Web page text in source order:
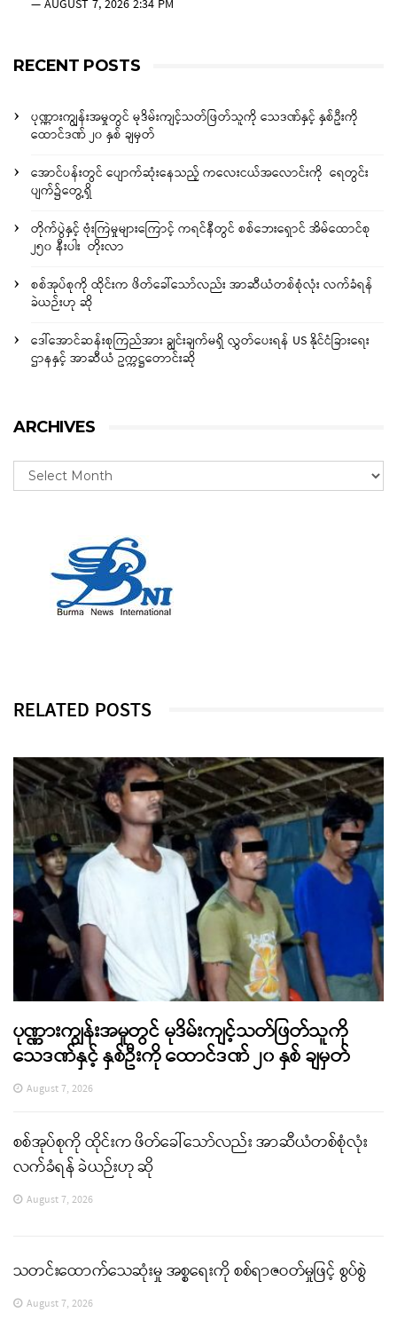
—AUGUST 7, 2026 2:34 PM
RECENT POSTS
ပုဏ္ဏားကျွန်းအမှုတွင် မုဒိမ်းကျင့်သတ်ဖြတ်သူကို သေဒဏ်နှင့် နှစ်ဦးကို
ထောင်ဒဏ် ၂၀ နှစ် ချမှတ်
အောင်ပန်းတွင် ပျောက်ဆုံးနေသည့် ကလေးငယ်အလောင်းကို ရေတွင်း
ပျက်၌တွေ့ရှိ
တိုက်ပွဲနှင့် ဗုံးကြဲမှုများကြောင့် ကရင်နီတွင် စစ်ဘေးရှောင် အိမ်ထောင်စု
၂၅၀ နီးပါး တိုးလာ
စစ်အုပ်စုကို ထိုင်းက ဖိတ်ခေါ်သော်လည်း အာဆီယံတစ်စုံလုံး လက်ခံရန်
ခဲယဉ်းဟု ဆို
ဒေါ်အောင်ဆန်းစုကြည်အား ချွင်းချက်မရှိ လွှတ်ပေးရန် US နိုင်ငံခြားရေး
ဌာနနှင့် အာဆီယံ ဥက္ကဋ္ဌတောင်းဆို
ARCHIVES
RELATED POSTS
ပုဏ္ဏားကျွန်းအမှုတွင် မုဒိမ်းကျင့်သတ်ဖြတ်သူကို
သေဒဏ်နှင့် နှစ်ဦးကို ထောင်ဒဏ် ၂၀ နှစ် ချမှတ်
August 7, 2026
စစ်အုပ်စုကို ထိုင်းက ဖိတ်ခေါ်သော်လည်း အာဆီယံတစ်စုံလုံး
လက်ခံရန် ခဲယဉ်းဟု ဆို
August 7, 2026
သတင်းထောက်သေဆုံးမှု အစ္စရေးကို စစ်ရာဇဝတ်မှုဖြင့် စွပ်စွဲ
August 7, 2026